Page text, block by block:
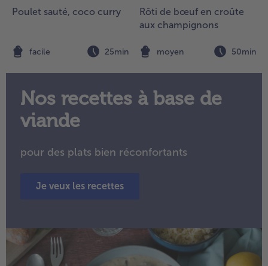
Poulet sauté, coco curry
facile 25min
Rôti de bœuf en croûte
aux champignons
moyen 50min
Nos recettes à base de
viande
pour des plats bien réconfortants
Je veux les recettes